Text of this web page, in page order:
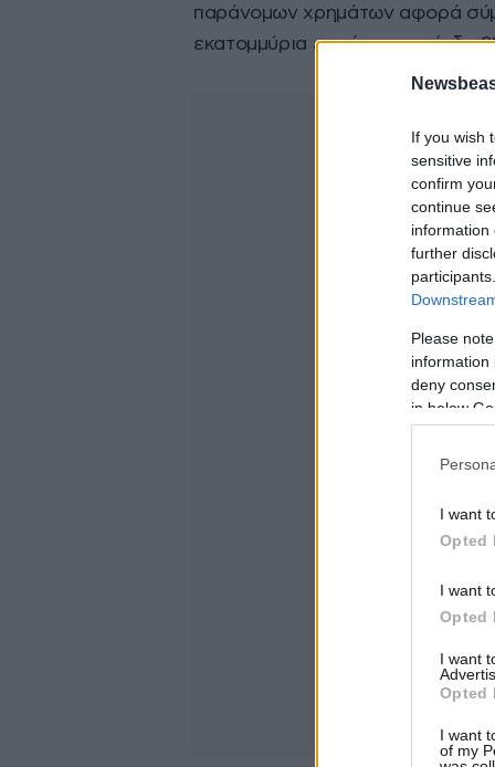
If you wish
sensitive
confirm
continue
information
further
Please
information
deny
in below
I want
Opted
I want
Opted
I want
Opted
I want
of my
παράνομων χρημάτων αφορά
εκατομμύρια ευρώ την περίοδο